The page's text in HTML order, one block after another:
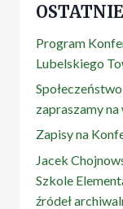
Program
Lubelskiego
zapraszamy
Zapisy na
Jacek
Szkole
źródeł